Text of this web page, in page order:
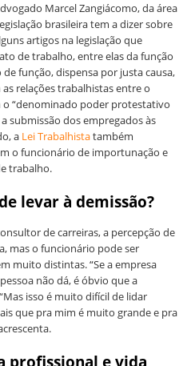
Marcel Zangiácomo, da área
brasileira tem a dizer sobre
artigos na legislação que
de trabalho, entre elas da função
função, dispensa por justa causa,
relações trabalhistas entre o
“denominado poder protestativo
submissão dos empregados às
a Lei Trabalhistatambém
o funcionário de importunação e
trabalho.
levar à demissão?
de carreiras, a percepção de
mas o funcionário pode ser
muito distintas. “Se a empresa
não dá, é óbvio que a
isso é muito difícil de lidar
que pra mim é muito grande e pra